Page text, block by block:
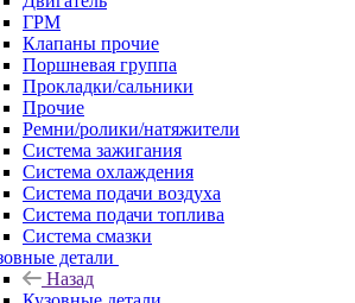
ГРМ
Клапаны прочие
Поршневая группа
Прокладки/сальники
Прочие
Ремни/ролики/натяжители
Система зажигания
Система охлаждения
Система подачи воздуха
Система подачи топлива
Система смазки
детали
Назад